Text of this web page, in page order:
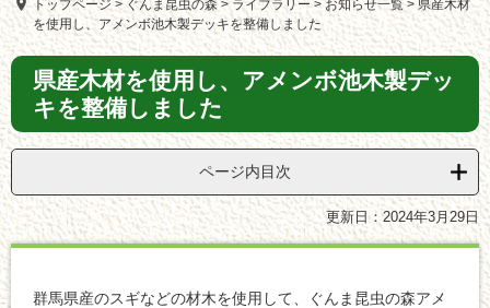
す。
し
本
へ
トップページ > ぐんま昆虫の森 > ライブラリー > お知らせ一覧 > 県産木材
を使用し、アメンボ池木製デッキを整備しました
本
県産木材を使用し、アメンボ池木製デッ
キを整備しました
ページ内目次
更新日：2024年3月29日
群馬県産のスギなどの材木を使用して、ぐんま昆虫の森アメ